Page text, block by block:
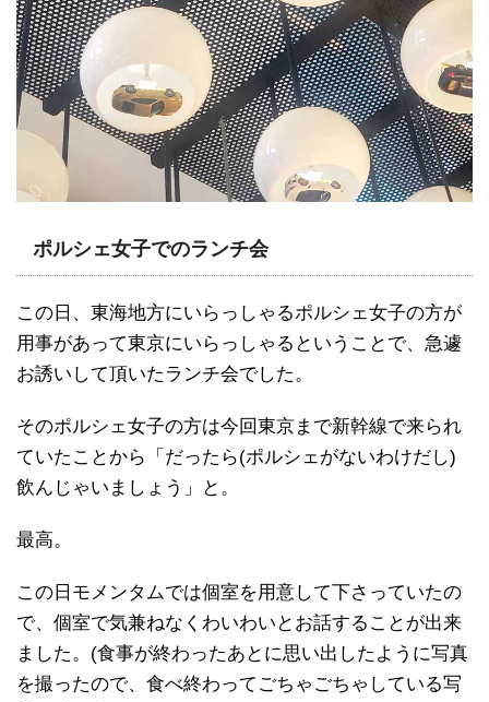
ポルシェ女子でのランチ会
この日、東海地方にいらっしゃるポルシェ女子の方が
用事があって東京にいらっしゃるということで、急遽
お誘いして頂いたランチ会でした。
そのポルシェ女子の方は今回東京まで新幹線で来られ
ていたことから「だったら(ポルシェがないわけだし)
飲んじゃいましょう」と。
最高。
この日モメンタムでは個室を用意して下さっていたの
で、個室で気兼ねなくわいわいとお話することが出来
ました。(食事が終わったあとに思い出したように写真
を撮ったので、食べ終わってごちゃごちゃしている写